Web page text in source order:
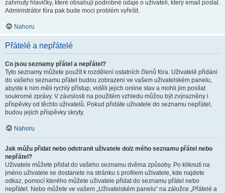
zahrnuty hlavičky, které obsahují podrobné údaje o uživateli, který email poslal.
Administrátor fóra pak bude moci problém vyřešit.
Nahoru
Přátelé a nepřátelé
Co jsou seznamy přátel a nepřátel?
Tyto seznamy můžete použít k rozdělení ostatních členů fóra. Uživatelé přidáni
do vašeho seznamu přátel budou zobrazeni ve vašem uživatelském panelu,
abyste k nim měli rychlý přístup, viděli jejich online stav a mohli jim posílat
soukromé zprávy. V závislosti na použitém vzhledu můžou být zvýrazněny i
příspěvky od těchto uživatelů. Pokud přidáte uživatele do seznamu nepřátel,
budou jejich příspěvky skryty.
Nahoru
Jak můžu přidat nebo odstranit uživatele do/z mého seznamu přátel nebo
nepřátel?
Uživatele můžete přidat do vašeho seznamu dvěma způsoby. Po kliknutí na
jméno uživatele se dostanete na stránku s profilem uživatele, kde najdete
odkaz, pomocí kterého můžete uživatele přidat do seznamu přátel nebo
nepřátel. Nebo můžete ve vašem „Uživatelském panelu“ na záložce „Přátelé a